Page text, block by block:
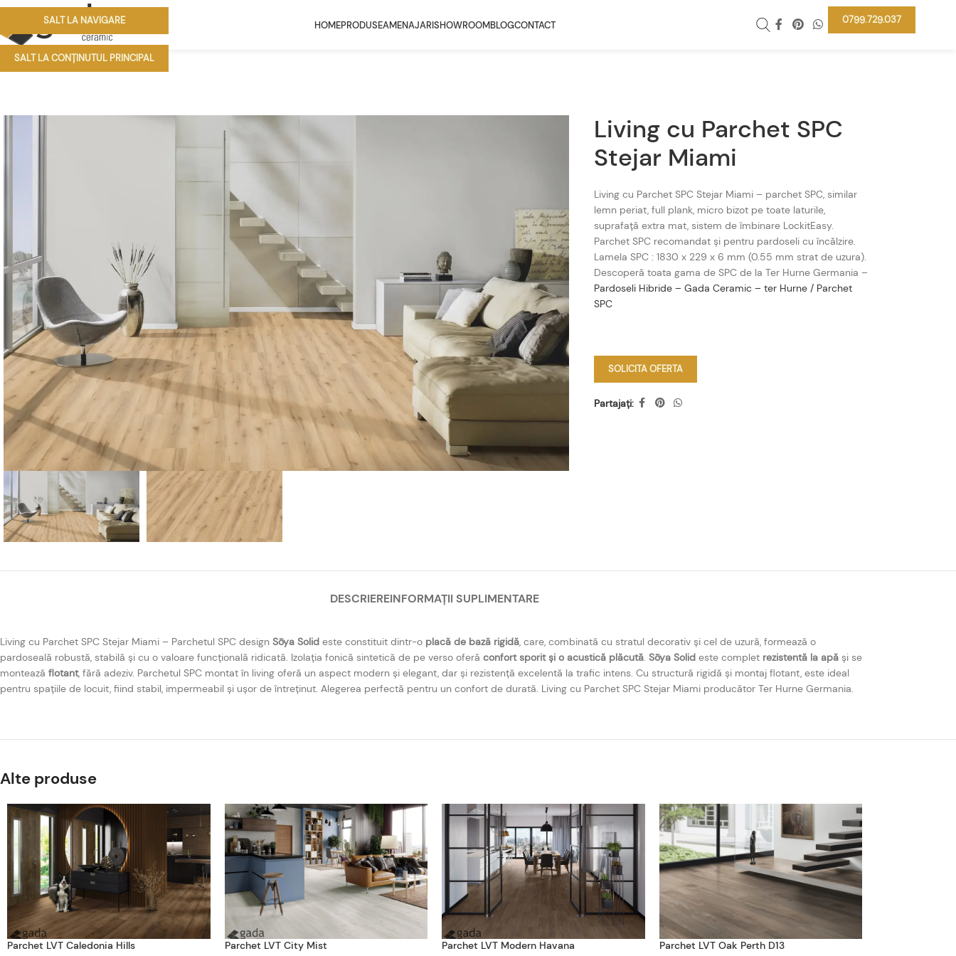
SALT LA NAVIGARE
SALT LA CONȚINUTUL PRINCIPAL
HOMEPRODUSEAMENAJARISHOWROOMBLOGCONTACT 0799.729.037
Living cu Parchet SPC
Stejar Miami
Living cu Parchet SPC Stejar Miami – parchet SPC, similar
lemn periat, full plank, micro bizot pe toate laturile,
suprafață extra mat, sistem de îmbinare LockitEasy.
Parchet SPC recomandat și pentru pardoseli cu încălzire.
Lamela SPC : 1830 x 229 x 6 mm (0.55 mm strat de uzura).
Descoperă toata gama de SPC de la Ter Hurne Germania –
Pardoseli Hibride – Gada Ceramic – ter Hurne / Parchet
SPC
SOLICITA OFERTA
Partajați:
DESCRIEREINFORMAȚII SUPLIMENTARE
Living cu Parchet SPC Stejar Miami – Parchetul SPC design Sōya Solid este constituit dintr-o placă de bază rigidă, care, combinată cu stratul decorativ și cel de uzură, formează o
pardoseală robustă, stabilă și cu o valoare funcțională ridicată. Izolația fonică sintetică de pe verso oferă confort sporit și o acustică plăcută. Sōya Solid este complet rezistentă la apă și se
montează flotant, fără adeziv. Parchetul SPC montat în living oferă un aspect modern și elegant, dar și rezistență excelentă la trafic intens. Cu structură rigidă și montaj flotant, este ideal
pentru spațiile de locuit, fiind stabil, impermeabil și ușor de întreținut. Alegerea perfectă pentru un confort de durată. Living cu Parchet SPC Stejar Miami producător Ter Hurne Germania.
Alte produse
Parchet LVT Caledonia Hills Parchet LVT City Mist Parchet LVT Modern Havana Parchet LVT Oak Perth D13